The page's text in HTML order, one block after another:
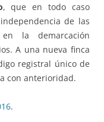
, que en todo caso
de las
la demarcación
A una nueva finca
registral único de
con anterioridad.
.